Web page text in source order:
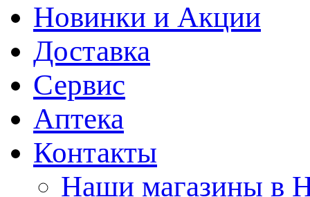
Новинки и Акции
Доставка
Сервис
Аптека
Контакты
Наши магазины в